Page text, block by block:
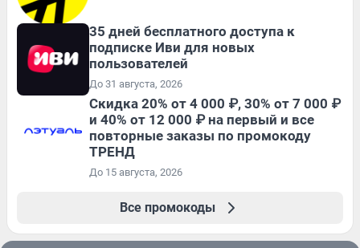
35 дней бесплатного доступа к
подписке Иви для новых
пользователей
До 31 августа, 2026
Скидка 20% от 4 000 ₽, 30% от 7 000 ₽
и 40% от 12 000 ₽ на первый и все
повторные заказы по промокоду
ТРЕНД
До 15 августа, 2026
Все промокоды